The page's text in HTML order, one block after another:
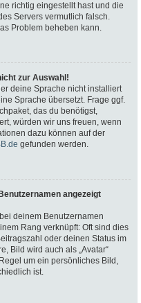
richtig eingestellt hast und die
Servers vermutlich falsch.
Problem beheben kann.
zur Auswahl!
deine Sprache nicht installiert
Sprache übersetzt. Frage ggf.
das du benötigst,
würden wir uns freuen, wenn
dazu können auf der
gefunden werden.
angezeigt
deinem Benutzernamen
Rang verknüpft: Oft sind dies
oder deinen Status im
Bild wird auch als „Avatar“
um ein persönliches Bild,
ist.